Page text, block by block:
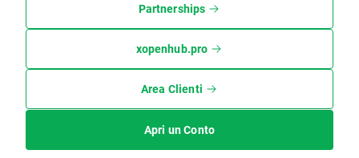
Partnerships
xopenhub.pro
Area Clienti
Apri un Conto